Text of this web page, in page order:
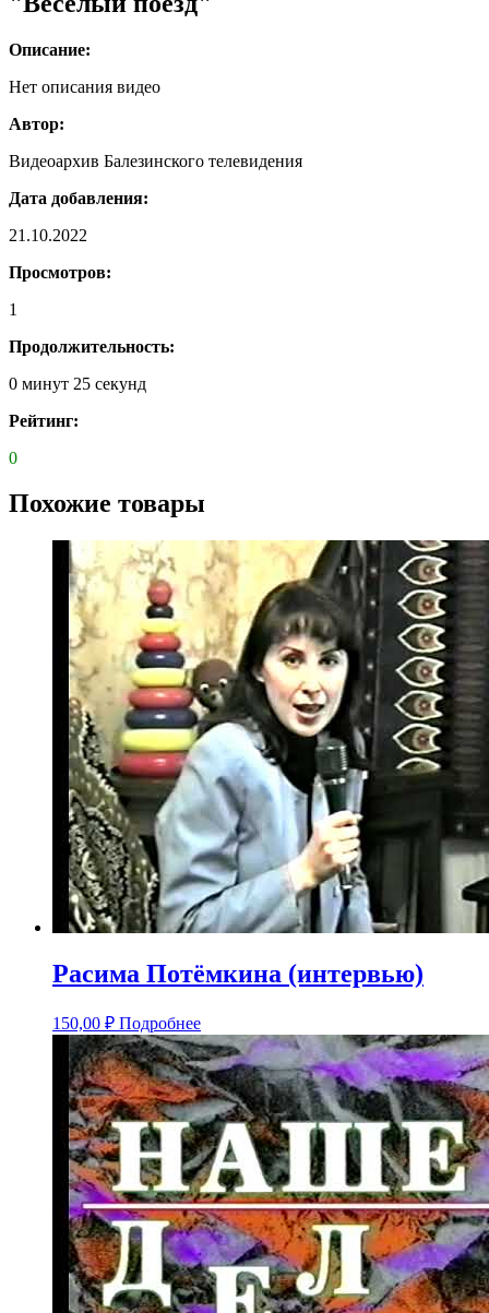
Описание:
Нет описания видео
Автор:
Видеоархив Балезинского телевидения
Дата добавления:
21.10.2022
Просмотров:
1
Продолжительность:
0 минут 25 секунд
Рейтинг:
0
Похожие товары
Расима Потёмкина (интервью)
150,00 ₽ Подробнее